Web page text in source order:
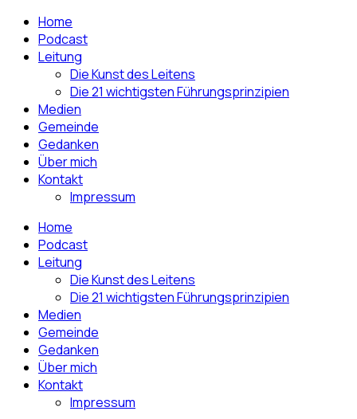
Home
Podcast
Leitung
Die Kunst des Leitens
Die 21 wichtigsten Führungsprinzipien
Medien
Gemeinde
Gedanken
Über mich
Kontakt
Impressum
Home
Podcast
Leitung
Die Kunst des Leitens
Die 21 wichtigsten Führungsprinzipien
Medien
Gemeinde
Gedanken
Über mich
Kontakt
Impressum